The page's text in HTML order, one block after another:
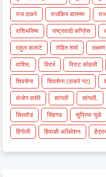
राज ठाकरे
राजकिय बातम्या
राशिभविष्य
राष्ट्रवादी काँग्रेस
राहुल कलाटे
रोहित शर्मा
वाशिम.
विदर्भ विराट कोहली
शिवसेना
शिवसेना (ठाकरे गट)
संजोग वाघेरे
सांगली सांगली.
सिल्लोड
सिंहगड सुप्रिया सुळे
हिंगोली
हिवाळी अधिवेशन